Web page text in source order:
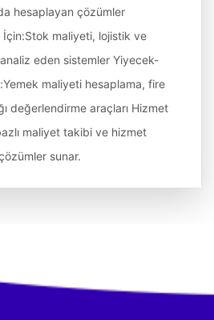
hesaplayan çözümler
maliyeti, lojistik ve
eden sistemler Yiyecek-
maliyeti hesaplama, fire
değerlendirme araçları Hizmet
maliyet takibi ve hizmet
sunar.